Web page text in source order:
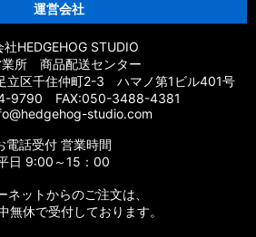
運営会社
社HEDGEHOG STUDIO
業所 商品配送センター
区千住仲町2-3 ハマノ第1ビル401号
9790 FAX:050-3488-4381
studio.com
電話受付 営業時間
日 9:00～15：00
ネットからのご注文は、
無休で受付しております。